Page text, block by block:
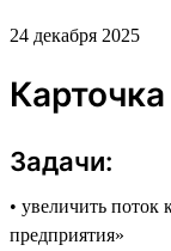
24 декабря 2025
Задачи:
• увеличить
предприятия»